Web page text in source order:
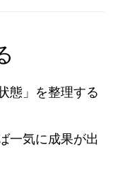
態」を整理する
一気に成果が出